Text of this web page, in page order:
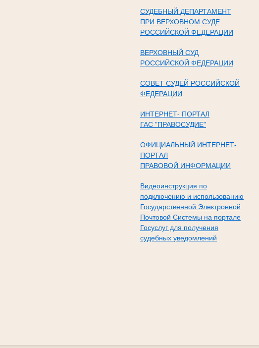
СУДЕБНЫЙ ДЕПАРТАМЕНТ
ПРИ ВЕРХОВНОМ СУДЕ
РОССИЙСКОЙ ФЕДЕРАЦИИ
ВЕРХОВНЫЙ СУД
РОССИЙСКОЙ ФЕДЕРАЦИИ
СОВЕТ СУДЕЙ РОССИЙСКОЙ
ФЕДЕРАЦИИ
ИНТЕРНЕТ- ПОРТАЛ
ГАС "ПРАВОСУДИЕ"
ОФИЦИАЛЬНЫЙ ИНТЕРНЕТ-
ПОРТАЛ
ПРАВОВОЙ ИНФОРМАЦИИ
Видеоинструкция по
подключению и использованию
Государственной Электронной
Почтовой Системы на портале
Госуслуг для получения
судебных уведомлений